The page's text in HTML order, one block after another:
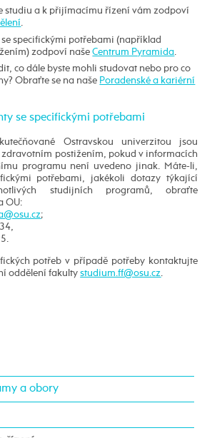
studiu a k přijímacímu řízení vám zodpoví
.
se specifickými potřebami (například
zodpoví našeCentrum Pyramida
co dále byste mohli studovat nebo pro co
Obraťte se na naše Poradenské a kariérní
se specifickými potřebami
Ostravskou univerzitou jsou
zdravotním postižením, pokud v informacích
programu není uvedeno jinak. Máte-li,
potřebami, jakékoli dotazy týkající
studijních programů, obraťte
OU:
;
potřeb v případě potřeby kontaktujte
oddělení fakulty
a obory